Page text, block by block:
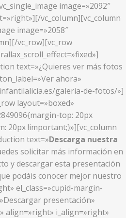
image=»2092″
vc_column][vc_column
image=»2058″
vc_row][vc_row
text=»¿Quieres ver más fotos
ahora»
galeria-de-fotos/»]
layout=»boxed»
top: 20px
20px !important;}»][vc_column
text=»Descarga nuestra
solicitar más información en
y descargar esta presentación
podáis conocer mejor nuestro
el_class=»cupid-margin-
presentación»
align=»right» i_align=»right»